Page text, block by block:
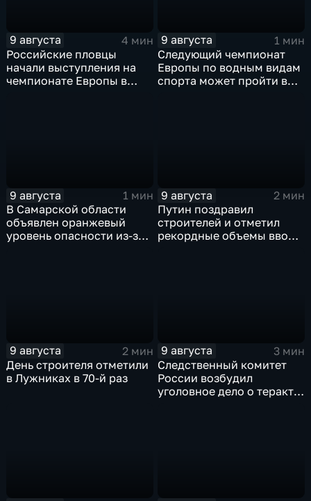
9 августа
4 мин
Российские пловцы
начали выступления на
чемпионате Европы в
9 августа
1 мин
Следующий чемпионат
Европы по водным видам
спорта может пройти в
9 августа
1 мин
В Самарской области
объявлен оранжевый
уровень опасности из-за
9 августа
2 мин
Путин поздравил
строителей и отметил
рекордные объемы ввода
9 августа
2 мин
День строителя отметили
в Лужниках в 70-й раз
9 августа
3 мин
Следственный комитет
России возбудил
уголовное дело о теракте